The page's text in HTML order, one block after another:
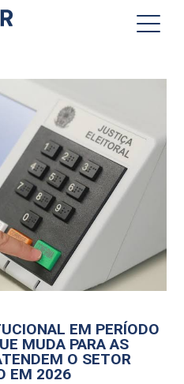
EM PERÍODO
MUDA PARA AS
O SETOR
EM 2026